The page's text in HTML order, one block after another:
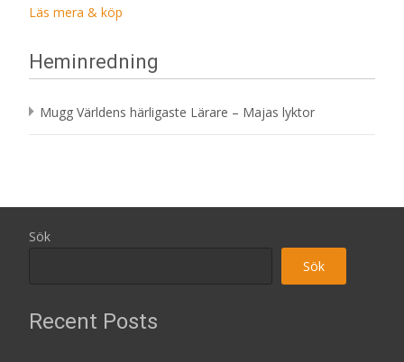
Läs mera & köp
Heminredning
Mugg Världens härligaste Lärare – Majas lyktor
Sök
Sök
Recent Posts